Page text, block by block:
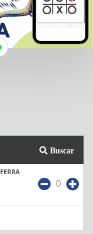
Whatsapp
Buscar
0